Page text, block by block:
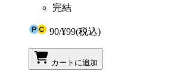
完結
90/¥99(税込)
カートに追加